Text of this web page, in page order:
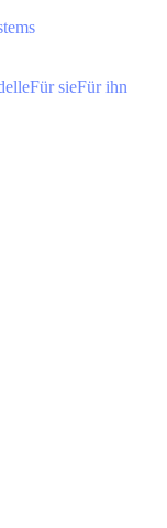
Für sieFür ihn